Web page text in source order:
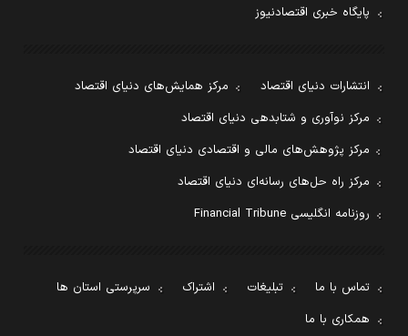
پایگاه خبری اقتصادنیوز
انتشارات دنیای اقتصاد
مرکز همایش‌های دنیای اقتصاد
مرکز نوآوری و شتابدهی دنیای اقتصاد
مرکز پژوهش‌های مالی و اقتصادی دنیای اقتصاد
مرکز راه حل‌های رسانه‌ای دنیای اقتصاد
روزنامه انگلیسی Financial Tribune
تماس با ما تبلیغات اشتراک
سرپرستی استان ها
همکاری با ما